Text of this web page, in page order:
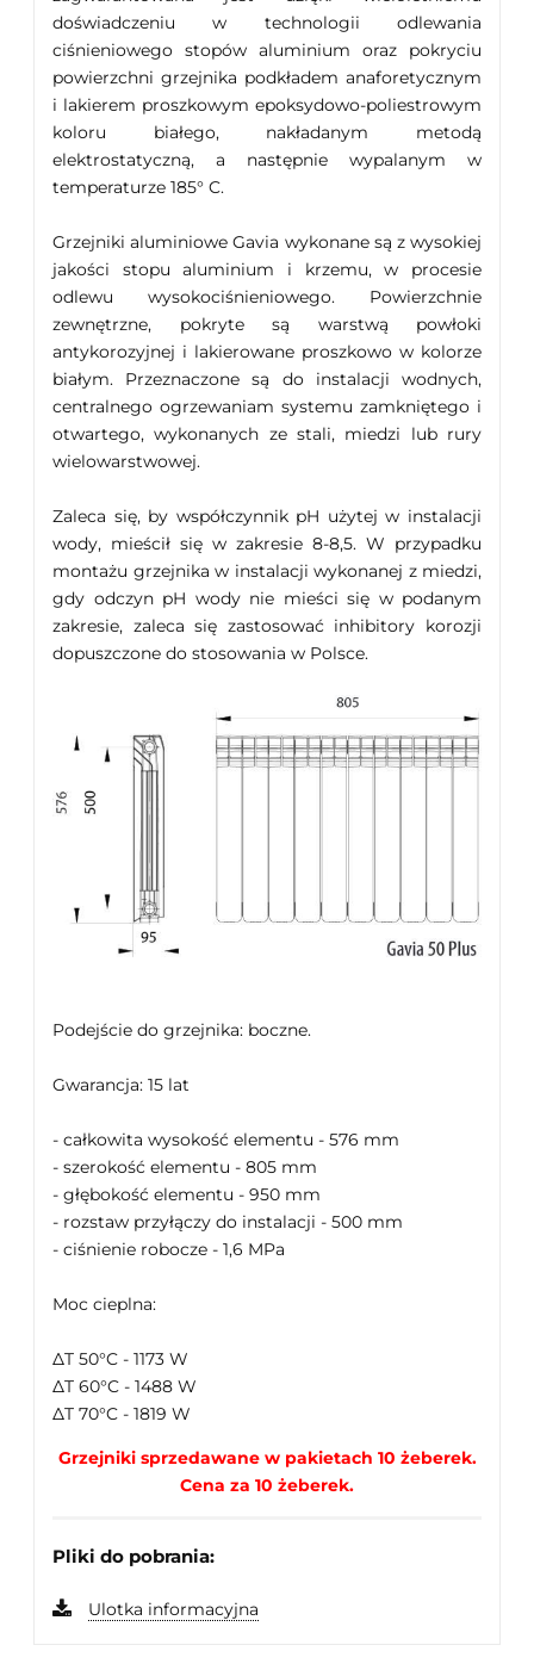
doświadczeniu w technologii odlewania
ciśnieniowego stopów aluminium oraz pokryciu
powierzchni grzejnika podkładem anaforetycznym
i lakierem proszkowym epoksydowo-poliestrowym
koloru białego, nakładanym metodą
elektrostatyczną, a następnie wypalanym w
temperaturze 185° C.
Grzejniki aluminiowe Gavia wykonane są z wysokiej
jakości stopu aluminium i krzemu, w procesie
odlewu wysokociśnieniowego. Powierzchnie
zewnętrzne, pokryte są warstwą powłoki
antykorozyjnej i lakierowane proszkowo w kolorze
białym. Przeznaczone są do instalacji wodnych,
centralnego ogrzewaniam systemu zamkniętego i
otwartego, wykonanych ze stali, miedzi lub rury
wielowarstwowej.
Zaleca się, by współczynnik pH użytej w instalacji
wody, mieścił się w zakresie 8-8,5. W przypadku
montażu grzejnika w instalacji wykonanej z miedzi,
gdy odczyn pH wody nie mieści się w podanym
zakresie, zaleca się zastosować inhibitory korozji
dopuszczone do stosowania w Polsce.
Podejście do grzejnika: boczne.
Gwarancja: 15 lat
- całkowita wysokość elementu - 576 mm
- szerokość elementu - 805 mm
- głębokość elementu - 950 mm
- rozstaw przyłączy do instalacji - 500 mm
- ciśnienie robocze - 1,6 MPa
Moc cieplna:
ΔT 50°C - 1173 W
ΔT 60°C - 1488 W
ΔT 70°C - 1819 W
Grzejniki sprzedawane w pakietach 10 żeberek.
Cena za 10 żeberek.
Pliki do pobrania:
Ulotka informacyjna